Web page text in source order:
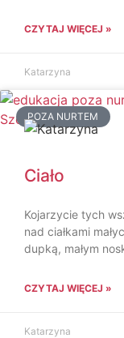
CZYTAJ WIĘCEJ »
Katarzyna
POZA NURTEM
Ciało
Kojarzycie tych
nad ciałkami
dupką, małym
CZYTAJ WIĘCEJ »
Katarzyna